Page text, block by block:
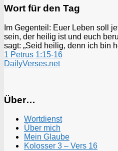
Wort für den Tag
Im Gegenteil: Euer Leben soll
sein, der heilig ist und euch
sagt: „Seid heilig, denn ich bin
1 Petrus 1:15-16
DailyVerses.net
Über…
Wortdienst
Über mich
Mein Glaube
Kolosser 3 – Vers 16